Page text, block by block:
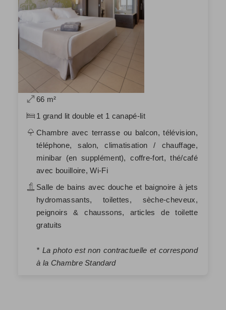
66 m²
1 grand lit double et 1 canapé-lit
Chambre avec terrasse ou balcon, télévision,
téléphone, salon, climatisation / chauffage,
minibar (en supplément), coffre-fort, thé/café
avec bouilloire, Wi-Fi
Salle de bains avec douche et baignoire à jets
hydromassants, toilettes, sèche-cheveux,
peignoirs & chaussons, articles de toilette
gratuits
* La photo est non contractuelle et correspond
à la Chambre Standard